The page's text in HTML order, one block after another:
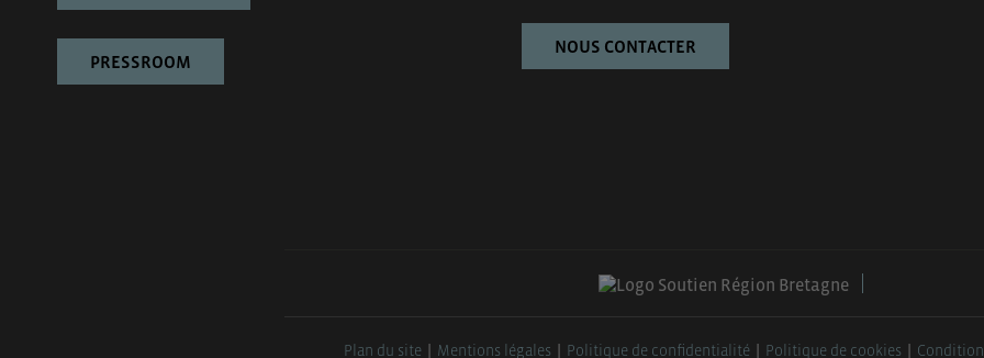
PRESSROOM
NOUS CONTACTER
Plan du site Mentions légales Politique de confidentialité Politique de cookies